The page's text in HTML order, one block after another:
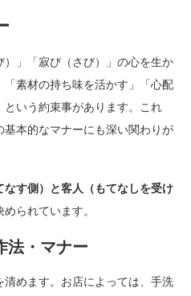
」「寂び（さび）」の心を生か
「素材の持ち味を活かす」「心配
という約束事があります。これ
本的なマナーにも深い関わりが
なす側）と客人（もてなしを受け
められています。
法・マナー
清めます。お店によっては、手洗